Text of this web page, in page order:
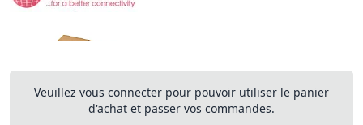
Veuillez vous connecter pour pouvoir utiliser le panier
d'achat et passer vos commandes.